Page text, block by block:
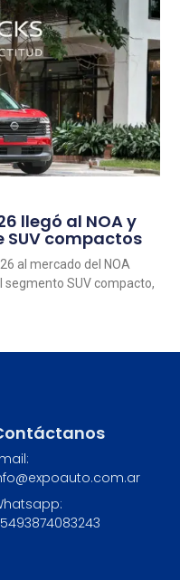
llegó al NOA y
compactos
al mercado del NOA
SUV compacto,
3874083243